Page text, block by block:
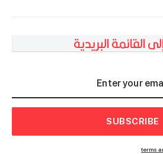
القائمة البريدية
SUBSCRIBE
terms